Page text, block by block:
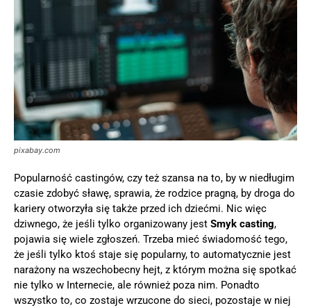
pixabay.com
Popularność castingów, czy też szansa na to, by w niedługim
czasie zdobyć sławę, sprawia, że rodzice pragną, by droga do
kariery otworzyła się także przed ich dziećmi. Nic więc
dziwnego, że jeśli tylko organizowany jest Smyk casting,
pojawia się wiele zgłoszeń. Trzeba mieć świadomość tego,
że jeśli tylko ktoś staje się popularny, to automatycznie jest
narażony na wszechobecny hejt, z którym można się spotkać
nie tylko w Internecie, ale również poza nim. Ponadto
wszystko to, co zostaje wrzucone do sieci, pozostaje w niej